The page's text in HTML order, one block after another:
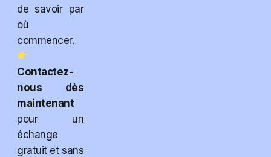
de savoir par
où
commencer.
Contactez-
nous dès
maintenant
pour un
échange
gratuit et sans